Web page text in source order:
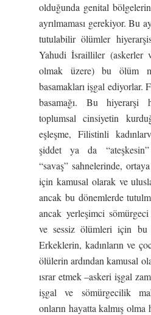
olduğunda genital
ayrılmaması gerekiyor. Bu
tutulabilir ölümler
Yahudi İsrailliler (askerler
olmak üzere) bu ölüm
basamakları işgal ediyorlar.
basamağı. Bu hiyerarşi
toplumsal cinsiyetin
eşleşme, Filistinli
şiddet ya da
“savaş” sahnelerinde,
için kamusal olarak ve
ancak bu dönemlerde
ancak yerleşimci
ve sessiz ölümleri için bu
Erkeklerin, kadınların ve
ölülerin ardından kamusal
ısrar etmek –askeri işgal
işgal ve sömürgecilik
onların hayatta kalmış olma